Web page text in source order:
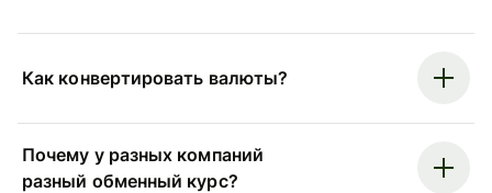
Как конвертировать валюты?
Почему у разных компаний
разный обменный курс?